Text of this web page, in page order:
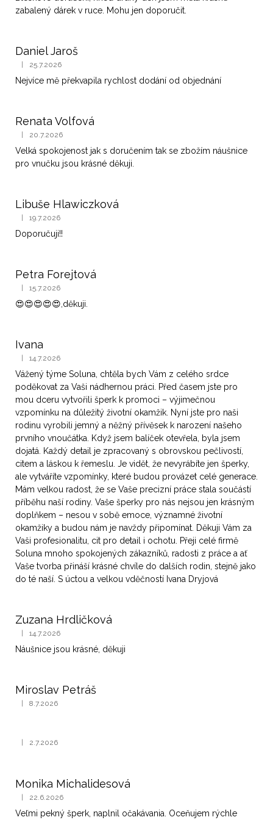
zabalený dárek v ruce. Mohu jen doporučit.
Daniel Jaroš
Hodnocení obchodu je 5 z 5 hvězdiček.
| 25.7.2026
Nejvíce mě překvapila rychlost dodání od objednání
Renata Volfová
Hodnocení obchodu je 5 z 5 hvězdiček.
| 20.7.2026
Velká spokojenost jak s doručením tak se zbožím náušnice
pro vnučku jsou krásné děkuji.
Libuše Hlawiczková
Hodnocení obchodu je 5 z 5 hvězdiček.
| 19.7.2026
Doporučuji!!
Petra Forejtová
Hodnocení obchodu je 5 z 5 hvězdiček.
| 15.7.2026
😍😍😍😍😍,děkuji.
Ivana
Hodnocení obchodu je 5 z 5 hvězdiček.
| 14.7.2026
Vážený týme Soluna, chtěla bych Vám z celého srdce
poděkovat za Vaši nádhernou práci. Před časem jste pro
mou dceru vytvořili šperk k promoci – výjimečnou
vzpomínku na důležitý životní okamžik. Nyní jste pro naši
rodinu vyrobili jemný a něžný přívěsek k narození našeho
prvního vnoučátka. Když jsem balíček otevřela, byla jsem
dojatá. Každý detail je zpracovaný s obrovskou pečlivostí,
citem a láskou k řemeslu. Je vidět, že nevyrábíte jen šperky,
ale vytváříte vzpomínky, které budou provázet celé generace.
Mám velkou radost, že se Vaše precizní práce stala součástí
příběhu naší rodiny. Vaše šperky pro nás nejsou jen krásným
doplňkem – nesou v sobě emoce, významné životní
okamžiky a budou nám je navždy připomínat. Děkuji Vám za
Vaši profesionalitu, cit pro detail i ochotu. Přeji celé firmě
Soluna mnoho spokojených zákazníků, radosti z práce a ať
Vaše tvorba přináší krásné chvíle do dalších rodin, stejně jako
do té naší. S úctou a velkou vděčností Ivana Dryjová
Zuzana Hrdličková
Hodnocení obchodu je 5 z 5 hvězdiček.
| 14.7.2026
Náušnice jsou krásné, děkuji
Miroslav Petráš
Hodnocení obchodu je 5 z 5 hvězdiček.
| 8.7.2026
Hodnocení obchodu je 5 z 5 hvězdiček.
| 2.7.2026
Monika Michalidesová
Hodnocení obchodu je 5 z 5 hvězdiček.
| 22.6.2026
Veľmi pekný šperk, naplnil očakávania. Oceňujem rýchle
č
u
e
m
PRO
MALÉ
PŘÍVĚSKY
ŽLUTÉ
ZLATO
Kč